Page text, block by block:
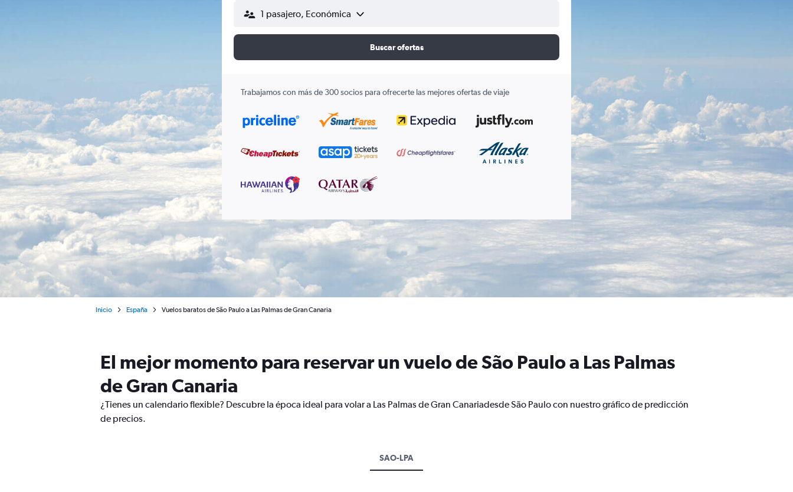
1 pasajero, Económica
Buscar ofertas
Trabajamos con más de 300 socios para ofrecerte las mejores ofertas de viaje
Inicio España Vuelos baratos de São Paulo a Las Palmas de Gran Canaria
El mejor momento para reservar un vuelo de São Paulo a Las Palmas
de Gran Canaria
¿Tienes un calendario flexible? Descubre la época ideal para volar a Las Palmas de Gran Canariadesde São Paulo con nuestro gráfico de predicción
de precios.
SAO-LPA